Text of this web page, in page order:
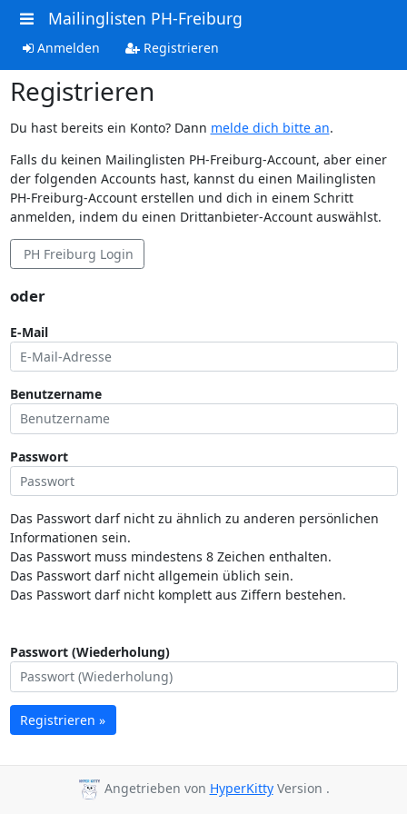
Mailinglisten PH-Freiburg
Anmelden Registrieren
Registrieren
Du hast bereits ein Konto? Dann melde dich bitte an.
Falls du keinen Mailinglisten PH-Freiburg-Account, aber einer
der folgenden Accounts hast, kannst du einen Mailinglisten
PH-Freiburg-Account erstellen und dich in einem Schritt
anmelden, indem du einen Drittanbieter-Account auswählst.
PH Freiburg Login
oder
E-Mail
Benutzername
Passwort
Das Passwort darf nicht zu ähnlich zu anderen persönlichen
Informationen sein.
Das Passwort muss mindestens 8 Zeichen enthalten.
Das Passwort darf nicht allgemein üblich sein.
Das Passwort darf nicht komplett aus Ziffern bestehen.
Passwort (Wiederholung)
Registrieren »
Angetrieben von HyperKittyVersion .